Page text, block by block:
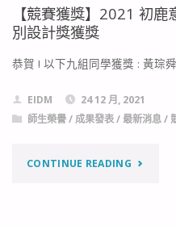
【競賽獲獎】2021 初
別設計獎獲獎
恭賀 ! 以下九組同學獲獎 : 黃琮
EIDM
24 12 月, 2021
師生榮譽/成果發表/最新消息/
CONTINUE READING"【競